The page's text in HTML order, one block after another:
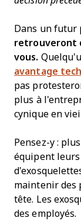
Dans un futur
retrouveront
vous.
avantage
pas
plus à
cynique en
Pensez-y :
équipent leurs
maintenir des
tête. Les
des employés.